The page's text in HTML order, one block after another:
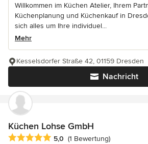
Willkommen im Küchen Atelier, Ihrem
Küchenplanung und Küchenkauf in
sich alles um Ihre individuel...
Mehr
Nachricht
Kesselsdorfer Straße 42, 01159 Dresden
Küchen Lohse GmbH
Durchschnittliche Bewertung: 5 von 5
5,0 (1 Bewertung)